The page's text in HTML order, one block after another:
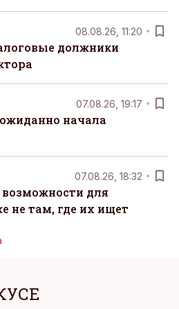
08.08.26, 11:20
должники
07.08.26, 19:17
начала
07.08.26, 18:32
для
не там, где их ищет